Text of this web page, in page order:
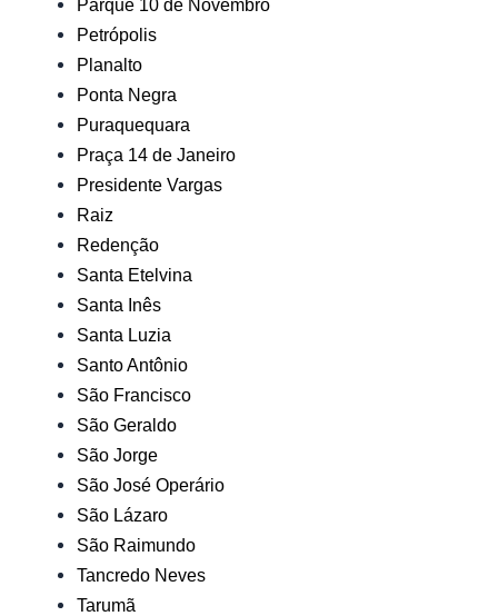
Parque 10 de Novembro
Petrópolis
Planalto
Ponta Negra
Puraquequara
Praça 14 de Janeiro
Presidente Vargas
Raiz
Redenção
Santa Etelvina
Santa Inês
Santa Luzia
Santo Antônio
São Francisco
São Geraldo
São Jorge
São José Operário
São Lázaro
São Raimundo
Tancredo Neves
Tarumã